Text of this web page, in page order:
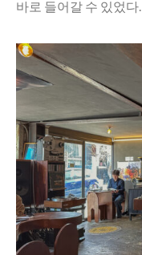
바로 들어갈 수 있었다.